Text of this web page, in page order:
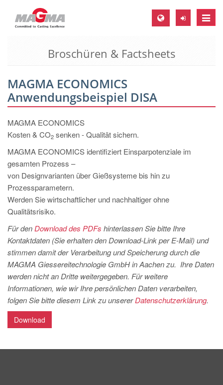
Toggle
MAGMA Europa, Deutschland
EN
CS
MAGMA Nordamerika, USA
EN
ES
MAGMA Asien-Pazifik, Singapur
EN
MAGMA Südamerika, Brasilien
PT
ES
EN
TR
MAGMA China
EN
Broschüren & Factsheets
MAGMA ECONOMICS
Anwendungsbeispiel DISA
MAGMA ECONOMICS
Kosten & CO2 senken - Qualität sichern.
MAGMA ECONOMICS identifiziert Einsparpotenziale im
gesamten Prozess –
von Designvarianten über Gießsysteme bis hin zu
Prozessparametern.
Werden Sie wirtschaftlicher und nachhaltiger ohne
Qualitätsrisiko.
Für den Download des PDFs hinterlassen Sie bitte Ihre
Kontaktdaten (Sie erhalten den Download-Link per E-Mail) und
stimmen damit der Verarbeitung und Speicherung durch die
MAGMA Giessereitechnologie GmbH in Aachen zu. Ihre Daten
werden nicht an Dritte weitergegeben. Für weitere
Informationen, wie wir Ihre persönlichen Daten verarbeiten,
folgen Sie bitte diesem Link zu unsererDatenschutzerklärung.
Download